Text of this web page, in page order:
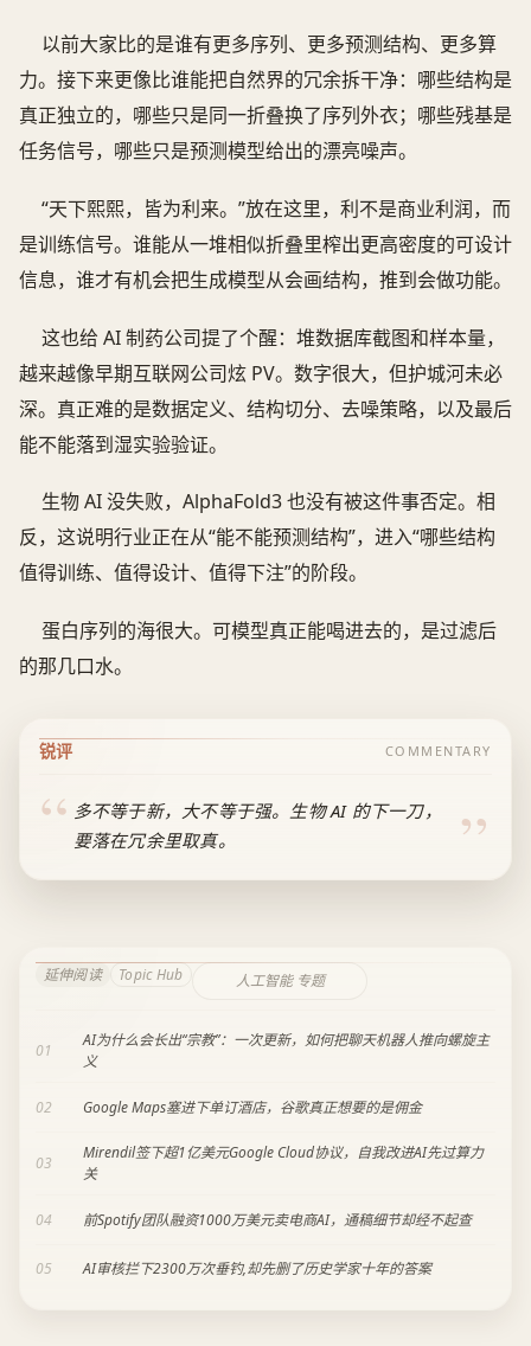
以前大家比的是谁有更多序列、更多预测结构、更多算
力。接下来更像比谁能把自然界的冗余拆干净：哪些结构是
真正独立的，哪些只是同一折叠换了序列外衣；哪些残基是
任务信号，哪些只是预测模型给出的漂亮噪声。
“天下熙熙，皆为利来。”放在这里，利不是商业利润，而
是训练信号。谁能从一堆相似折叠里榨出更高密度的可设计
信息，谁才有机会把生成模型从会画结构，推到会做功能。
这也给 AI 制药公司提了个醒：堆数据库截图和样本量，
越来越像早期互联网公司炫 PV。数字很大，但护城河未必
深。真正难的是数据定义、结构切分、去噪策略，以及最后
能不能落到湿实验验证。
生物 AI 没失败，AlphaFold3 也没有被这件事否定。相
反，这说明行业正在从“能不能预测结构”，进入“哪些结构
值得训练、值得设计、值得下注”的阶段。
蛋白序列的海很大。可模型真正能喝进去的，是过滤后
的那几口水。
锐评 COMMENTARY
多不等于新，大不等于强。生物 AI 的下一刀，
要落在冗余里取真。
延伸阅读 Topic Hub 人工智能 专题
01
AI为什么会长出“宗教”：一次更新，如何把聊天机器人推向螺旋主
义
02 Google Maps塞进下单订酒店，谷歌真正想要的是佣金
03
Mirendil签下超1亿美元Google Cloud协议，自我改进AI先过算力
关
04 前Spotify团队融资1000万美元卖电商AI，通稿细节却经不起查
05 AI审核拦下2300万次垂钓,却先删了历史学家十年的答案